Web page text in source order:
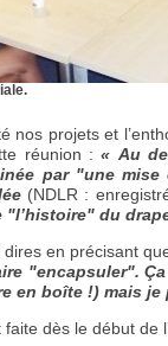
nos projets et
réunion :« Au
par "une
(NDLR :
"l’histoire" du
en précisant
"encapsuler".
en boîte !) mais je
dès le début de